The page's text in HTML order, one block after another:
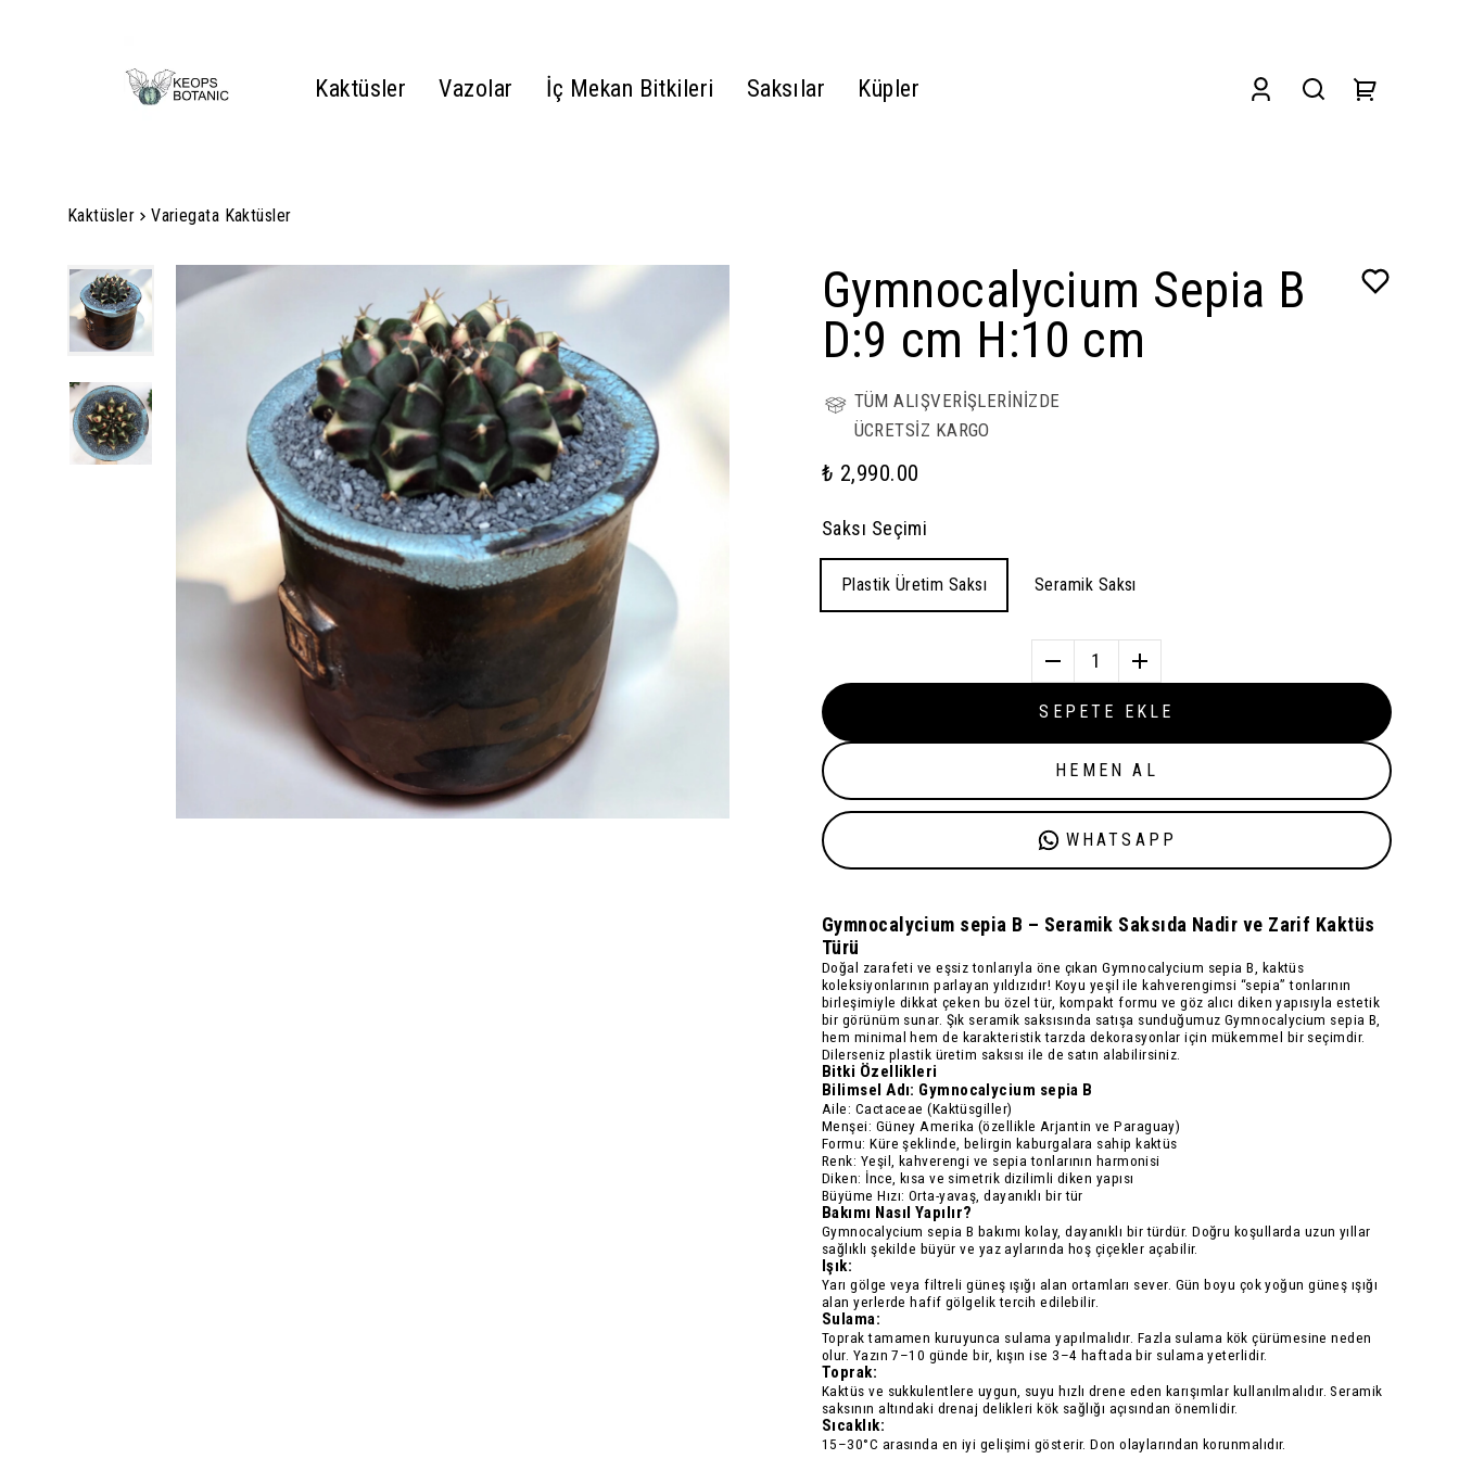
Kaktüsler Vazolar İç Mekan Bitkileri Saksılar Küpler
Kaktüsler Variegata Kaktüsler
Gymnocalycium Sepia B
D:9 cm H:10 cm
TÜM ALIŞVERİŞLERİNİZDE
ÜCRETSİZ KARGO
₺ 2,990.00
Saksı Seçimi
Plastik Üretim Saksı Seramik Saksı
1
SEPETE EKLE
HEMEN AL
WHATSAPP
Gymnocalycium sepia B – Seramik Saksıda Nadir ve Zarif Kaktüs
Türü
Doğal zarafeti ve eşsiz tonlarıyla öne çıkanGymnocalycium sepia B , kaktüs
koleksiyonlarının parlayan yıldızıdır! Koyu yeşil ile kahverengimsi “sepia” tonlarının
birleşimiyle dikkat çeken bu özel tür, kompakt formu ve göz alıcı diken yapısıyla estetik
bir görünüm sunar. Şık seramik saksısında satışa sunduğumuz Gymnocalycium sepia B,
hem minimal hem de karakteristik tarzda dekorasyonlar için mükemmel bir seçimdir.
Dilerseniz plastik üretim saksısı ile de satın alabilirsiniz.
Bitki Özellikleri
Bilimsel Adı: Gymnocalycium sepia B
Aile: Cactaceae (Kaktüsgiller)
Menşei: Güney Amerika (özellikle Arjantin ve Paraguay)
Formu: Küre şeklinde, belirgin kaburgalara sahip kaktüs
Renk: Yeşil, kahverengi ve sepia tonlarının harmonisi
Diken: İnce, kısa ve simetrik dizilimli diken yapısı
Büyüme Hızı: Orta-yavaş, dayanıklı bir tür
Bakımı Nasıl Yapılır?
Gymnocalycium sepia B bakımı kolay, dayanıklı bir türdür. Doğru koşullarda uzun yıllar
sağlıklı şekilde büyür ve yaz aylarında hoş çiçekler açabilir.
Işık:
Yarı gölge veya filtreli güneş ışığı alan ortamları sever. Gün boyu çok yoğun güneş ışığı
alan yerlerde hafif gölgelik tercih edilebilir.
Sulama:
Toprak tamamen kuruyunca sulama yapılmalıdır. Fazla sulama kök çürümesine neden
olur. Yazın 7–10 günde bir, kışın ise 3–4 haftada bir sulama yeterlidir.
Toprak:
Kaktüs ve sukkulentlere uygun, suyu hızlı drene eden karışımlar kullanılmalıdır. Seramik
saksının altındaki drenaj delikleri kök sağlığı açısından önemlidir.
Sıcaklık:
15–30°C arasında en iyi gelişimi gösterir. Don olaylarından korunmalıdır.